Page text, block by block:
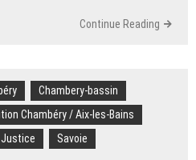
Continue Reading
Chambery-bassin
Chambéry / Aix-les-Bains
Justice
Savoie